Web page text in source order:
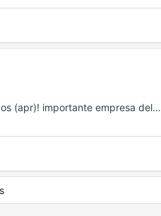
(apr)! importante empresa del…